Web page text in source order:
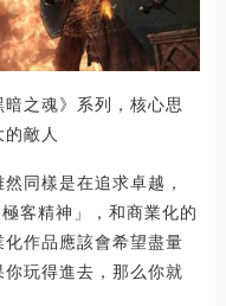
之魂》系列，核心思
敵人
同樣是在追求卓越，
客精神」，和商業化的
作品應該會希望盡量
玩得進去，那么你就